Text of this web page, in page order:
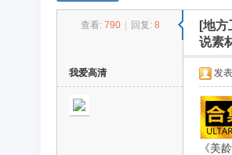
›
查看: 790 回复: 8 [地方
说素
我爱高清 发
《美